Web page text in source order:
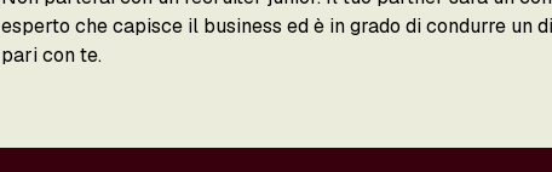
esperto che capisce il business ed è in grado di condurre un
pari con te.